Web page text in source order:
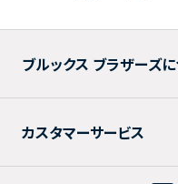
ブルックス ブラザーズ
カスタマーサービス